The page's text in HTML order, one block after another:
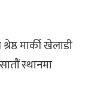
मार्की खेलाडी
स्थानमा